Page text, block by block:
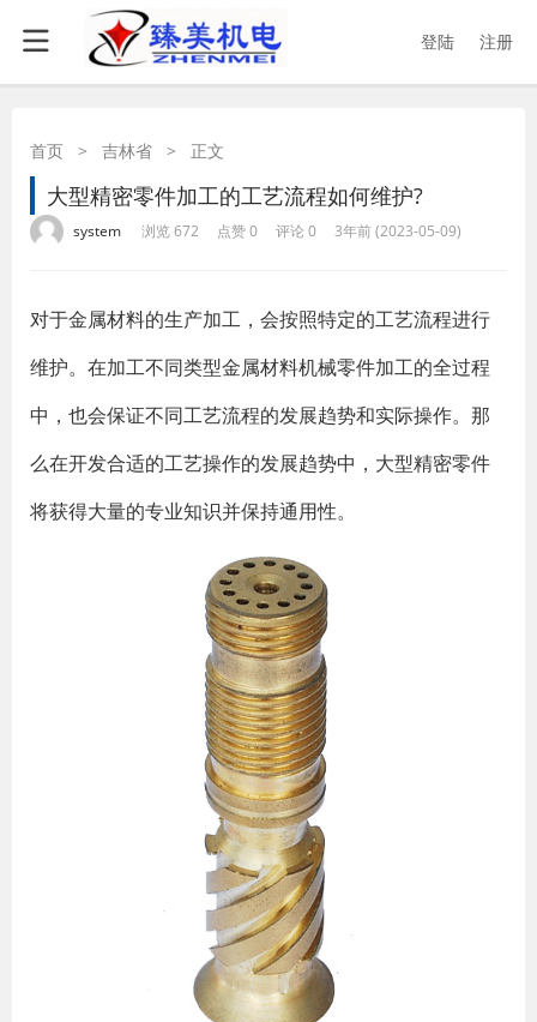
登陆 注册
首页 > 吉林省 > 正文
大型精密零件加工的工艺流程如何维护?
system 浏览 672 点赞 0 评论 0 3年前 (2023-05-09)
对于金属材料的生产加工，会按照特定的工艺流程进行
维护。在加工不同类型金属材料机械零件加工的全过程
中，也会保证不同工艺流程的发展趋势和实际操作。那
么在开发合适的工艺操作的发展趋势中，大型精密零件
将获得大量的专业知识并保持通用性。